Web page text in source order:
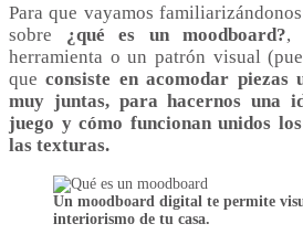
Para que vayamos
sobre ¿qué es un moodboard?,
herramienta o un patrón visual
queconsiste en acomodar piezas
muy juntas, para hacernos una
juego y cómo funcionan unidos
las texturas.
Un moodboard digital te permite
interiorismo de tu casa.